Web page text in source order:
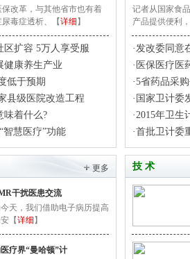
改革，与其他省市也有着
毒症透析、【详细 】
区扩容 5万人享受服
健康养生产业
低于预期
县级医院改造工程
味着什么?
智慧医疗”功能
更多
干扰医患交流
天，我们借助电子病历提高
【详细 】
疗界“曼哈顿”计
记者从国家食
产品提供便利
·发改委同意
·医保医疗医
·5省药品采
·国家卫计委
·2015年卫
·首批卫计委
技 术